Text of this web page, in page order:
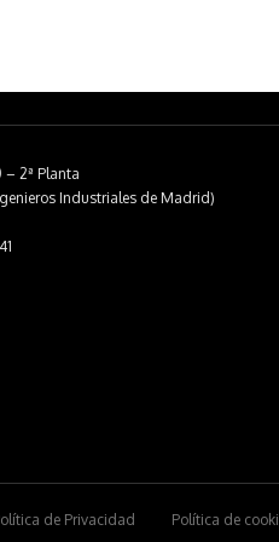
– 2ª Planta
Industriales de Madrid)
de Privacidad Política de